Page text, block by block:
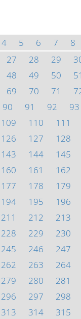
4 5 6 7 8
27 28 29
48 49 50 51
69 70 71
90 91 92 93
109 110 111
126 127 128
143 144 145
160 161 162
177 178 179
194 195 196
211 212 213
228 229 230
245 246 247
262 263 264
279 280 281
296 297 298
313 314 315